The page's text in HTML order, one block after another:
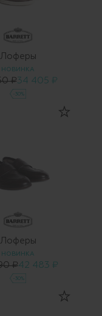
Лоферы
НОВИНКА
₽ 34 405 ₽
-30%
Лоферы
НОВИНКА
₽42 483 ₽
-30%